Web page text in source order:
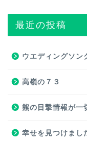
最近の投稿
ウエディングソ
高嶺の７３
熊の目撃情報が一
幸せを見つけまし